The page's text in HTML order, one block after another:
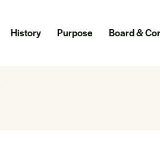
History Purpose Board &